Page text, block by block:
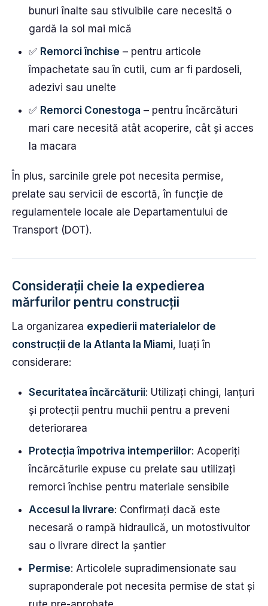
bunuri înalte sau stivuibile care necesită o
gardă la sol mai mică
✅ Remorci închise – pentru articole
împachetate sau în cutii, cum ar fi pardoseli,
adezivi sau unelte
✅ Remorci Conestoga – pentru încărcături
mari care necesită atât acoperire, cât și acces
la macara
În plus, sarcinile grele pot necesita permise,
prelate sau servicii de escortă, în funcție de
regulamentele locale ale Departamentului de
Transport (DOT).
Considerații cheie la expedierea
mărfurilor pentru construcții
La organizarea expedierii materialelor de
construcții de la Atlanta la Miami, luați în
considerare:
Securitatea încărcăturii: Utilizați chingi, lanțuri
și protecții pentru muchii pentru a preveni
deteriorarea
Protecția împotriva intemperiilor: Acoperiți
încărcăturile expuse cu prelate sau utilizați
remorci închise pentru materiale sensibile
Accesul la livrare: Confirmați dacă este
necesară o rampă hidraulică, un motostivuitor
sau o livrare direct la șantier
Permise: Articolele supradimensionate sau
supraponderale pot necesita permise de stat și